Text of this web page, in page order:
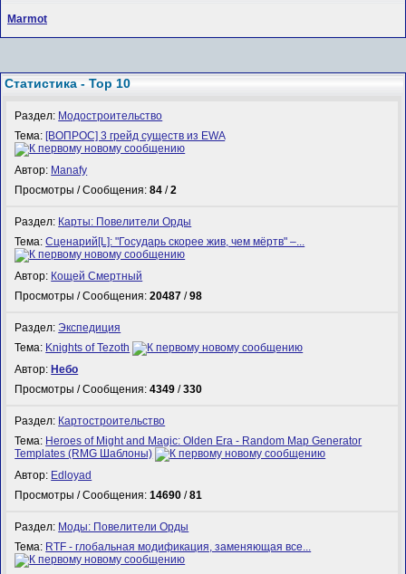
Marmot
Статистика - Top 10
Раздел: Модостроительство
Тема: [ВОПРОС] 3 грейд существ из EWA
Автор: Manafy
Просмотры / Сообщения:84 /2
Раздел: Карты: Повелители Орды
Тема:Сценарий[L]: "Государь скорее жив, чем мёртв" –...
Автор: Кощей Смертный
Просмотры / Сообщения:20487 /98
Раздел:Экспедиция
Тема: Knights of Tezoth
Автор: Небо
Просмотры / Сообщения:4349 /330
Раздел: Картостроительство
Тема: Heroes of Might and Magic: Olden Era - Random Map Generator
Templates (RMG Шаблоны)
Автор: Edloyad
Просмотры / Сообщения:14690 /81
Раздел: Моды: Повелители Орды
Тема: RTF - глобальная модификация, заменяющая все...